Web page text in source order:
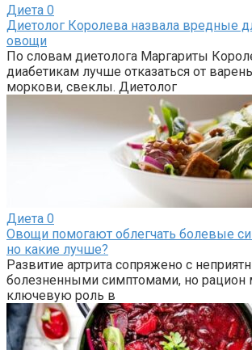
Диета 0
Диетолог Королева назвала вредные
овощи
По словам диетолога Маргариты
диабетикам лучше отказаться от
моркови, свеклы. Диетолог
Диета 0
Овощи помогают облегчать болевые
но какие лучше?
Развитие артрита сопряжено с
болезненными симптомами, но рацион
ключевую роль в